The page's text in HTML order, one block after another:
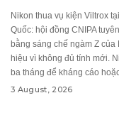
Nikon thua vụ kiện Viltrox
Quốc: hội đồng CNIPA
bằng sáng chế ngàm Z của
hiệu vì không đủ tính mới.
ba tháng để kháng cáo
3 August, 2026